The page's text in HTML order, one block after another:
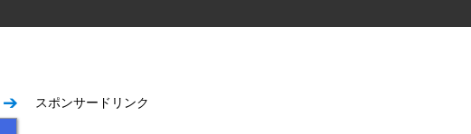
スポンサードリンク